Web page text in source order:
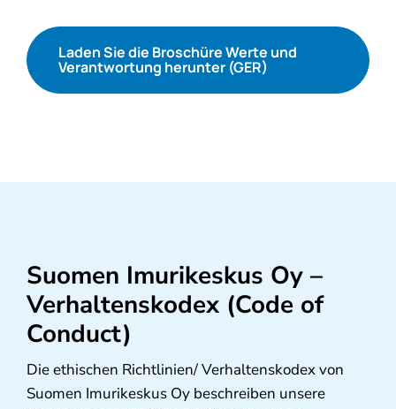
Laden Sie die Broschüre Werte und
Verantwortung herunter (GER)
Suomen Imurikeskus Oy –
Verhaltenskodex (Code of
Conduct)
Die ethischen Richtlinien/ Verhaltenskodex von
Suomen Imurikeskus Oy beschreiben unsere